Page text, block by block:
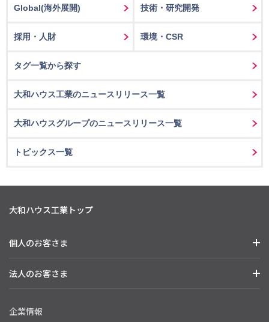
Global(海外展開) 技術・研究開発
採用・人財 環境・CSR
タグ一覧から探す
大和ハウス工業のニュースリリース一覧
大和ハウスグループのニュースリリース一覧
トピックス一覧
大和ハウス工業トップ
個人のお客さま
法人のお客さま
企業情報